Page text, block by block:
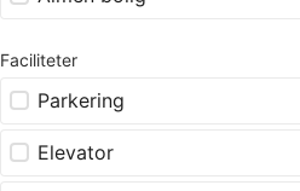
Faciliteter
Parkering
Elevator